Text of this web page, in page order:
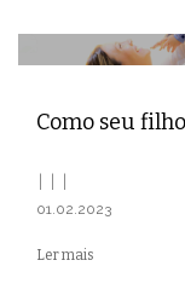
Como seu
01.02.2023
Ler mais